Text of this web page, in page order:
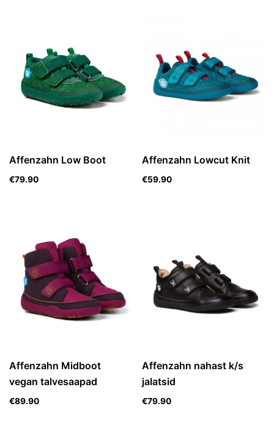
Affenzahn Low Boot
€79.90
Affenzahn Lowcut Knit
€59.90
Affenzahn Midboot
vegan talvesaapad
€89.90
Affenzahn nahast k/s
jalatsid
€79.90